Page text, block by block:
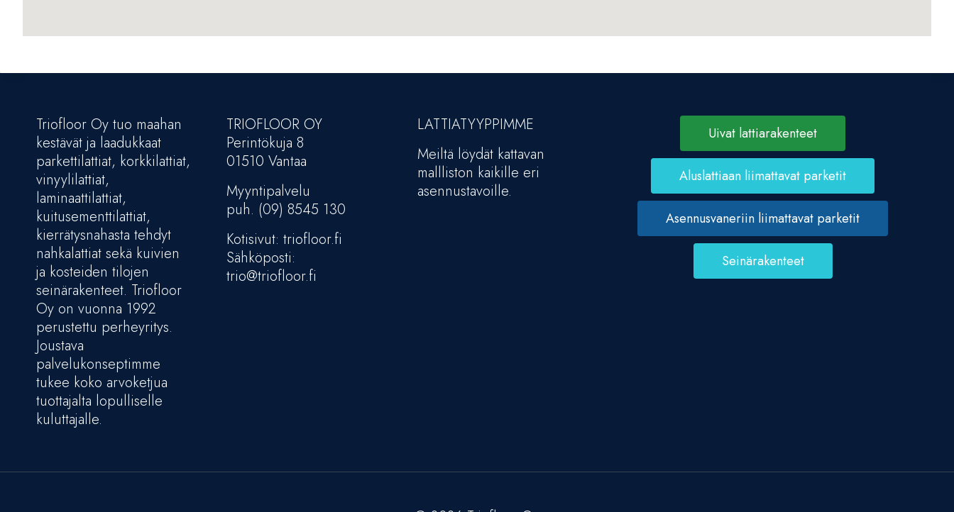
Triofloor Oy tuo maahan
kestävät ja laadukkaat
parkettilattiat, korkkilattiat,
vinyylilattiat,
laminaattilattiat,
kuitusementtilattiat,
kierrätysnahasta tehdyt
nahkalattiat sekä kuivien
ja kosteiden tilojen
seinärakenteet. Triofloor
Oy on vuonna 1992
perustettu perheyritys.
Joustava
palvelukonseptimme
tukee koko arvoketjua
tuottajalta lopulliselle
kuluttajalle.
TRIOFLOOR OY
Perintökuja 8
01510 Vantaa
Myyntipalvelu
puh. (09) 8545 130
Kotisivut: triofloor.fi
Sähköposti:
trio@triofloor.fi
LATTIATYYPPIMME
Meiltä löydät kattavan
mallliston kaikille eri
asennustavoille.
Uivat lattiarakenteet
Aluslattiaan liimattavat parketit
Asennusvaneriin liimattavat parketit
Seinärakenteet